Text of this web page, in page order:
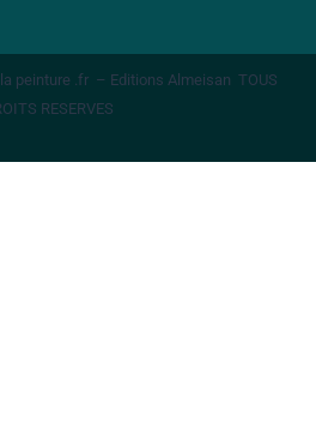
peinture .fr – Editions Almeisan TOUS
RESERVES